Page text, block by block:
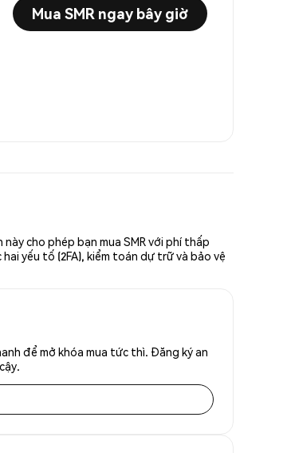
Mua SMR ngay bây giờ
cho phép bạn mua SMR với phí thấp
yếu tố (2FA), kiểm toán dự trữ và bảo vệ
để mở khóa mua tức thì. Đăng ký an